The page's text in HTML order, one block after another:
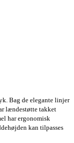
Bag de elegante linjer
lændestøtte takket
har ergonomisk
kan tilpasses